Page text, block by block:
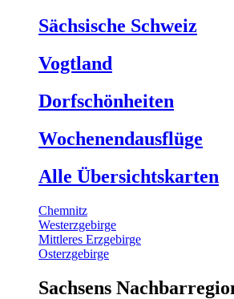
Sächsische Schweiz
Vogtland
Dorfschönheiten
Wochenendausflüge
Alle Übersichtskarten
Chemnitz
Westerzgebirge
Mittleres Erzgebirge
Osterzgebirge
Sachsens